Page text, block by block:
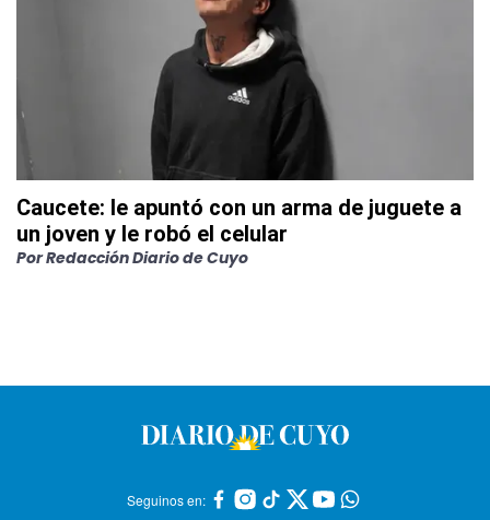
Caucete: le apuntó con un arma de juguete a
un joven y le robó el celular
PorRedacción Diario de Cuyo
Seguinos en: